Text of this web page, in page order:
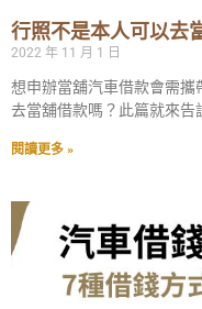
行照不是本人可以去
2022 年 11 月 1 日
想申辦當舖汽車借款會需攜
去當舖借款嗎？此篇就來告
閱讀更多 »